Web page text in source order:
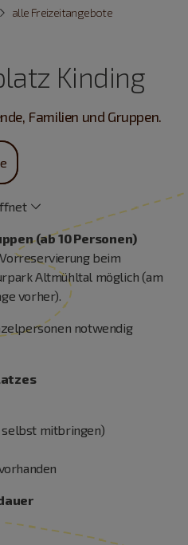
alle Freizeitangebote
Kinding
Familien und Gruppen.
(ab 10 Personen)
beim
Altmühltal möglich (am
vorher).
notwendig
mitbringen)